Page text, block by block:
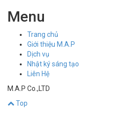
Menu
Trang chủ
Giới thiệu M.A.P
Dịch vụ
Nhật ký sáng tạo
Liên Hệ
M.A.P Co.,LTD
Top